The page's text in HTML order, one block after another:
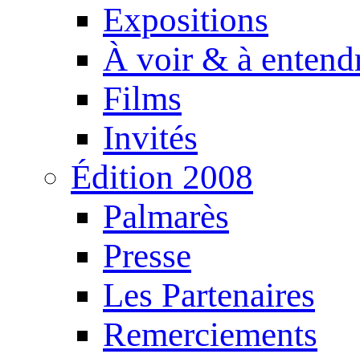
Expositions
À voir & à
Films
Invités
Édition 2008
Palmarès
Presse
Les Partenaires
Remerciements